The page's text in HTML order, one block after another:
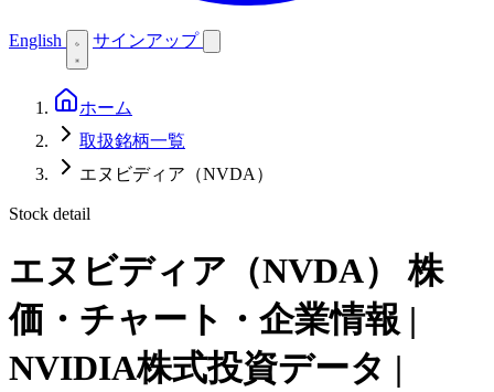
English サインアップ
ホーム
取扱銘柄一覧
エヌビディア（NVDA）
Stock detail
エヌビディア（NVDA）
株
価・チャート・企業情報 |
NVIDIA株式投資データ |